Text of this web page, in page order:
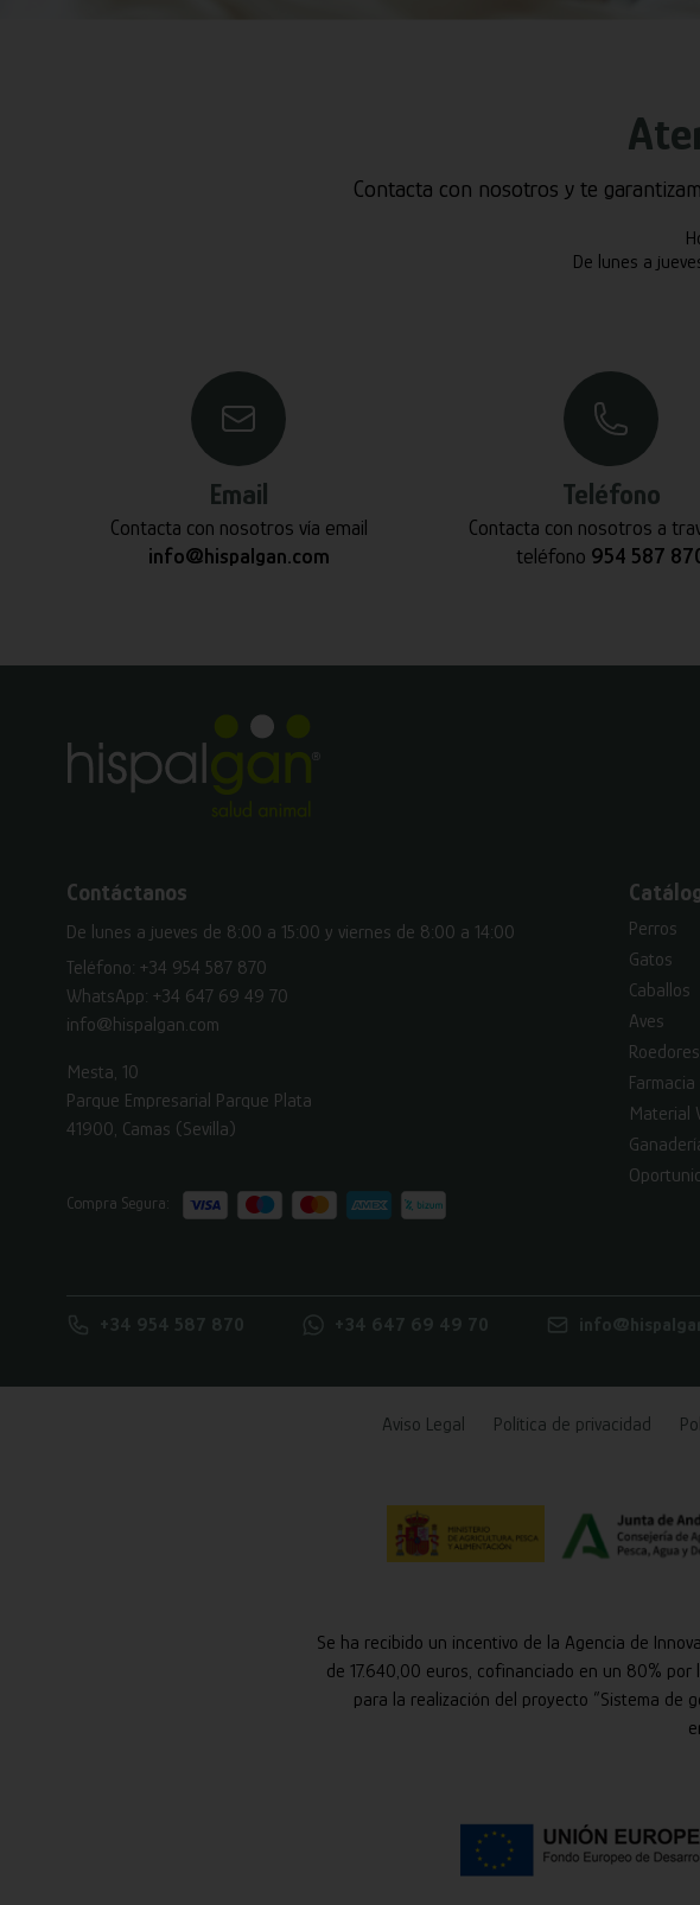
Contacta con nosotros y te
De lunes a
Email
Contacta con nosotros vía email
info@hispalgan.com
Teléfono
Contacta con nosotros a
teléfono 954 587
Contáctanos
De lunes a jueves de 8:00 a 15:00 y viernes de 8:00 a 14:00
Teléfono: +34 954 587 870
WhatsApp: +34 647 69 49 70
info@hispalgan.com
Mesta, 10
Parque Empresarial Parque Plata
41900, Camas (Sevilla)
Compra Segura:
Perros
Gatos
Caballos
Aves
Roedores
Material
+34 954 587 870 +34 647 69 49 70
Aviso Legal Política de privacidad
Se ha recibido un incentivo de la Agencia de
de 17.640,00 euros, cofinanciado en un 80% por
para la realización del proyecto “Sistema de